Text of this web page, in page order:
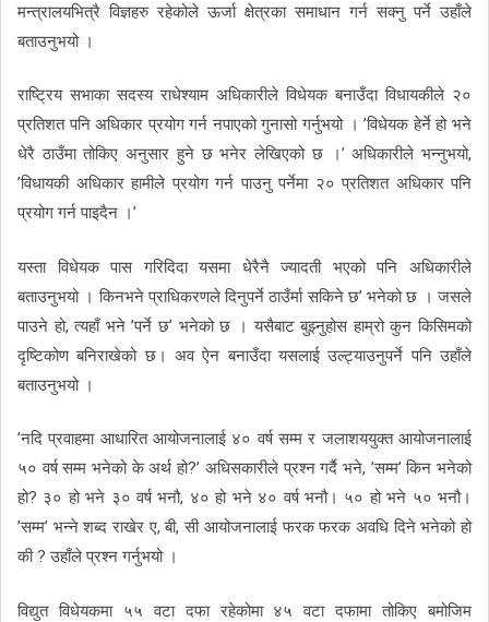
मन्त्रालयभित्रै विज्ञहरु रहेकोले ऊर्जा क्षेत्रका समाधान गर्न सक्नु पर्ने उहाँले
बताउनुभयो ।
राष्ट्रिय सभाका सदस्य राधेश्याम अधिकारीले विधेयक बनाउँदा विधायकीले २०
प्रतिशत पनि अधिकार प्रयोग गर्न नपाएको गुनासो गर्नुभयो । ’विधेयक हेर्ने हो भने
धेरै ठाउँमा तोकिए अनुसार हुने छ भनेर लेखिएको छ ।’ अधिकारीले भन्नुभयो,
’विधायकी अधिकार हामीले प्रयोग गर्न पाउनु पर्नेमा २० प्रतिशत अधिकार पनि
प्रयोग गर्न पाइदैन ।’
यस्ता विधेयक पास गरिदिदा यसमा धेरैनै ज्यादती भएको पनि अधिकारीले
बताउनुभयो । किनभने प्राधिकरणले दिनुपर्ने ठाउँर्मा सकिने छ’ भनेको छ । जसले
पाउने हो, त्यहाँ भने ’पर्ने छ’ भनेको छ । यसैबाट बुझ्नुहोस हाम्रो कुन किसिमको
दृष्टिकोण बनिराखेको छ। अव ऐन बनाउँदा यसलाई उल्ट्याउनुपर्ने पनि उहाँले
बताउनुभयो ।
’नदि प्रवाहमा आधारित आयोजनालाई ४० वर्ष सम्म र जलाशययुक्त आयोजनालाई
५० वर्ष सम्म भनेको के अर्थ हो?’ अधिसकारीले प्रश्न गर्दै भने, ’सम्म’ किन भनेको
हो? ३० हो भने ३० वर्ष भनौ, ४० हो भने ४० वर्ष भनौ। ५० हो भने ५० भनौ।
’सम्म’ भन्ने शब्द राखेर ए, बी, सी आयोजनालाई फरक फरक अवधि दिने भनेको हो
की ? उहाँले प्रश्न गर्नुभयो ।
विद्युत विधेयकमा ५५ वटा दफा रहेकोमा ४५ वटा दफामा तोकिए बमोजिम